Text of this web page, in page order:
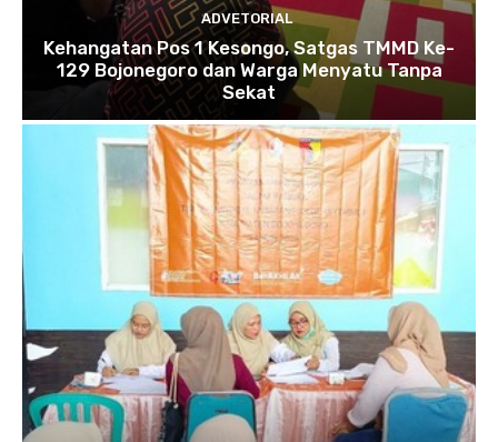
ADVETORIAL
Kehangatan Pos 1 Kesongo, Satgas TMMD Ke-
129 Bojonegoro dan Warga Menyatu Tanpa
Sekat